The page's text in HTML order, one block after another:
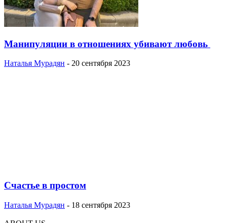
Манипуляции в отношениях убивают любовь
Наталья Мурадян - 20 сентября 2023
Счастье в простом
Наталья Мурадян - 18 сентября 2023